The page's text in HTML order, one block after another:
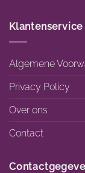
Klantenservice
Algemene
Privacy Policy
Over ons
Contact